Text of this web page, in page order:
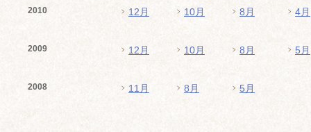
2010 12月 10月 8月 4月
2009 12月 10月 8月 5月
2008 11月 8月 5月